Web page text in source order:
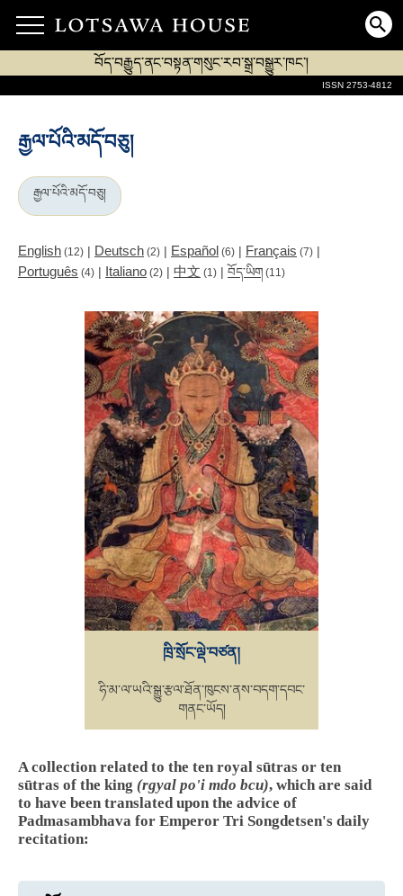
བོད་བརྒྱུད་ནང་བསྟན་གསུང་རབ་སྒྲ་བསྒྱུར་ཁང་།
ISSN 2753-4812
རྒྱལ་པོའི་མདོ་བཅུ།
རྒྱལ་པོའི་མདོ་བཅུ།
English (12) | Deutsch (2) | Español (6) | Français (7) |
Português (4) | Italiano (2) | 中文 (1) | བོད་ཡིག (11)
ཁྲི་སྲོང་ལྡེ་བཙན།
ཧི་མ་ལ་ཡའི་སྒྱུ་རྩལ་ཐོན་ཁུངས་ནས་བདག་དབང་
གནང་ཡོད།
A collection related to the ten royal sūtras or ten
sūtras of the king (rgyal po'i mdo bcu), which are said
to have been translated upon the advice of
Padmasambhava for Emperor Tri Songdetsen's daily
recitation: